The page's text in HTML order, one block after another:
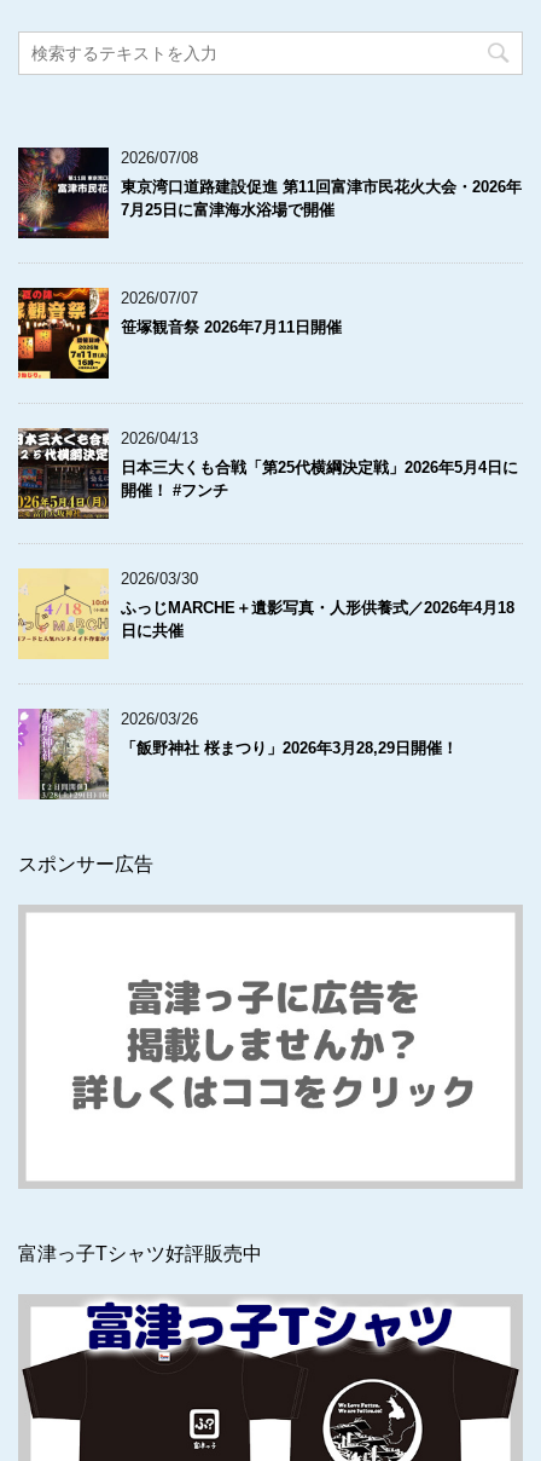
2026/07/08
東京湾口道路建設促進 第11回富津市民花火大会・2026年
7月25日に富津海水浴場で開催
2026/07/07
笹塚観音祭 2026年7月11日開催
2026/04/13
日本三大くも合戦「第25代横綱決定戦」2026年5月4日に
開催！ #フンチ
2026/03/30
ふっじMARCHE＋遺影写真・人形供養式／2026年4月18
日に共催
2026/03/26
「飯野神社 桜まつり」2026年3月28,29日開催！
スポンサー広告
富津っ子Tシャツ好評販売中